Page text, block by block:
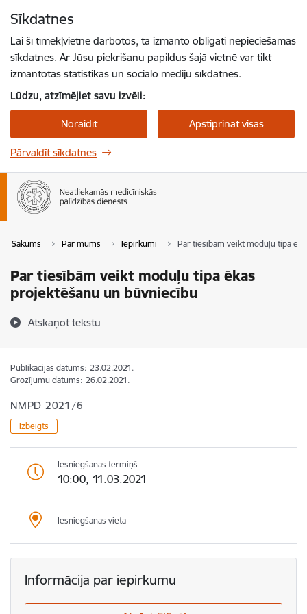
Sīkdatnes
Lai šī tīmekļvietne darbotos, tā izmanto obligāti nepieciešamās
sīkdatnes. Ar Jūsu piekrišanu papildus šajā vietnē var tikt
izmantotas statistikas un sociālo mediju sīkdatnes.
Lūdzu, atzīmējiet savu izvēli:
Noraidīt Apstiprināt visas
Pārvaldīt sīkdatnes
Sākums Par mums Iepirkumi Par tiesībām veikt moduļu tipa
Par tiesībām veikt moduļu tipa ēkas
projektēšanu un būvniecību
Atskaņot tekstu
Publikācijas datums: 23.02.2021.
Grozījumu datums: 26.02.2021.
NMPD 2021/6
Izbeigts
Iesniegšanas termiņš
10:00, 11.03.2021
Iesniegšanas vieta
Informācija par iepirkumu